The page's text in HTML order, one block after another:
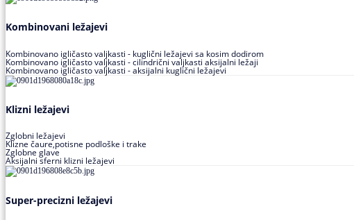
Kombinovani ležajevi
Kombinovano igličasto valjkasti - kuglični ležajevi sa kosim dodirom
Kombinovano igličasto valjkasti - cilindrični valjkasti aksijalni ležaji
Kombinovano igličasto valjkasti - aksijalni kuglični ležajevi
Klizni ležajevi
Zglobni ležajevi
Klizne čaure,potisne podloške i trake
Zglobne glave
Aksijalni sferni klizni ležajevi
Super-precizni ležajevi